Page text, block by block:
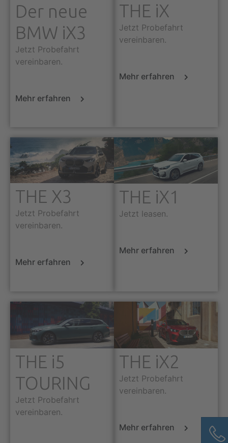
Der neue
BMW iX3
Jetzt Probefahrt
vereinbaren.
Mehr erfahren
THE iX
Jetzt Probefahrt
vereinbaren.
Mehr erfahren
THE X3
Jetzt Probefahrt
vereinbaren.
Mehr erfahren
THE iX1
Jetzt leasen.
Mehr erfahren
THE i5
TOURING
Jetzt Probefahrt
vereinbaren.
THE iX2
Jetzt Probefahrt
vereinbaren.
Mehr erfahren